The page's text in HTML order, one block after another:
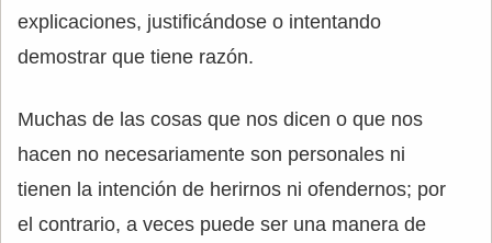
explicaciones, justificándose o intentando
demostrar que tiene razón.
Muchas de las cosas que nos dicen o que nos
hacen no necesariamente son personales ni
tienen la intención de herirnos ni ofendernos; por
el contrario, a veces puede ser una manera de